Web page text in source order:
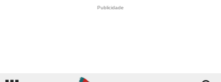
Publicidade